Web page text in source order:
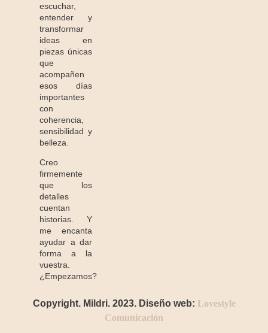
escuchar,
entender y
transformar
ideas en
piezas únicas
que
acompañen
esos días
importantes
con
coherencia,
sensibilidad y
belleza.
Creo
firmemente
que los
detalles
cuentan
historias. Y
me encanta
ayudar a dar
forma a la
vuestra.
¿Empezamos?
Copyright. Mildri. 2023. Diseño web: Lovestyle
Comunicación